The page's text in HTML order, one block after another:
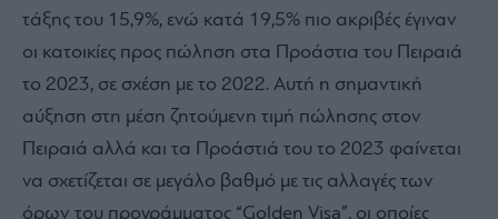
τάξης του 15,9%, ενώ κατά 19,5% πιο ακριβές έγιναν
οι κατοικίες προς πώληση στα Προάστια του Πειραιά
το 2023, σε σχέση με το 2022. Αυτή η σημαντική
αύξηση στη μέση ζητούμενη τιμή πώλησης στον
Πειραιά αλλά και τα Προάστιά του το 2023 φαίνεται
να σχετίζεται σε μεγάλο βαθμό με τις αλλαγές των
όρων του προγράμματος “Golden Visa”, οι οποίες